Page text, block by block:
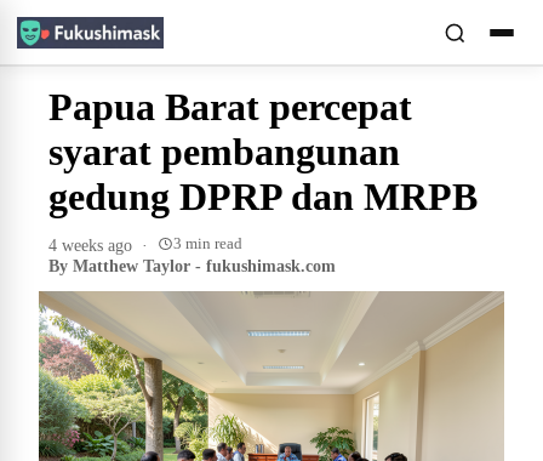
Papua Barat percepat
syarat pembangunan
gedung DPRP dan MRPB
4 weeks ago · 3 min read
By Matthew Taylor - fukushimask.com